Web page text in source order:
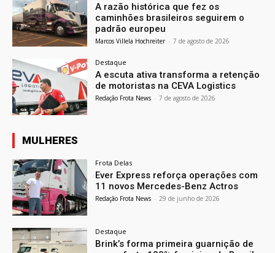
A razão histórica que fez os
caminhões brasileiros seguirem o
padrão europeu
Marcos Villela Hochreiter - 7 de agosto de 2026
Destaque
A escuta ativa transforma a retenção
de motoristas na CEVA Logistics
Redação Frota News - 7 de agosto de 2026
MULHERES
Frota Delas
Ever Express reforça operações com
11 novos Mercedes-Benz Actros
Redação Frota News - 29 de junho de 2026
Destaque
Brink’s forma primeira guarnição de